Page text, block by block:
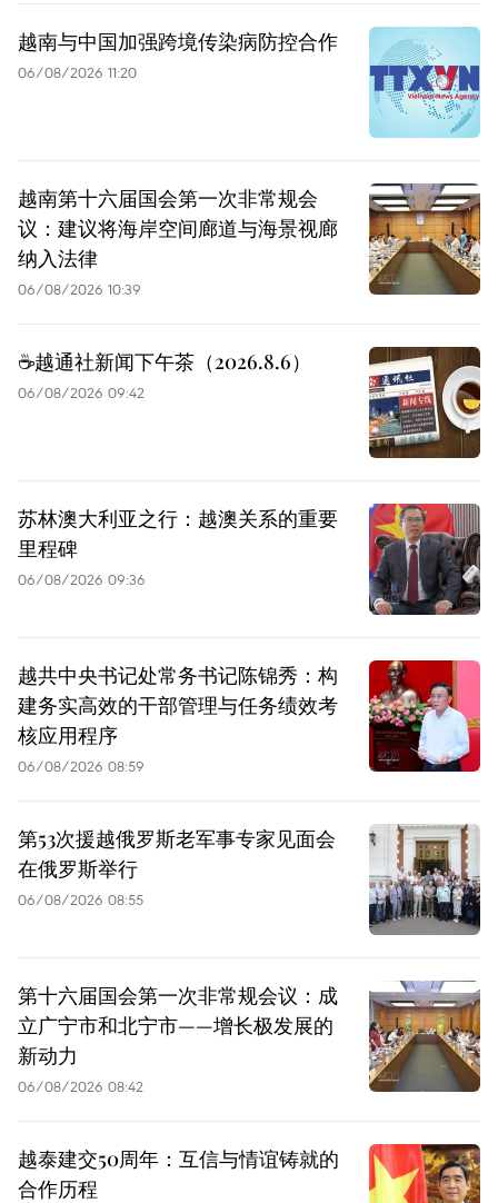
越南与中国加强跨境传染病防控合作
06/08/2026 11:20
越南第十六届国会第一次非常规会
议：建议将海岸空间廊道与海景视廊
纳入法律
06/08/2026 10:39
☕️越通社新闻下午茶（2026.8.6）
06/08/2026 09:42
苏林澳大利亚之行：越澳关系的重要
里程碑
06/08/2026 09:36
越共中央书记处常务书记陈锦秀：构
建务实高效的干部管理与任务绩效考
核应用程序
06/08/2026 08:59
第53次援越俄罗斯老军事专家见面会
在俄罗斯举行
06/08/2026 08:55
第十六届国会第一次非常规会议：成
立广宁市和北宁市——增长极发展的
新动力
06/08/2026 08:42
越泰建交50周年：互信与情谊铸就的
合作历程